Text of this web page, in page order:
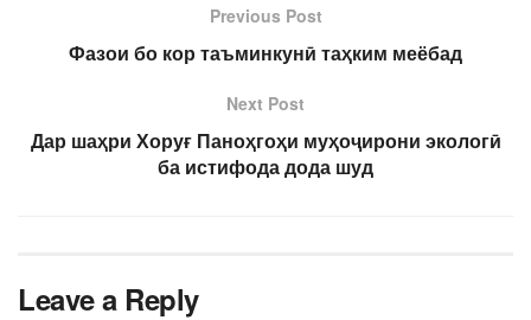
Previous Post
Фазои бо кор таъминкунӣ таҳким меёбад
Next Post
Дар шаҳри Хоруғ Паноҳгоҳи муҳоҷирони экологӣ
ба истифода дода шуд
Leave a Reply